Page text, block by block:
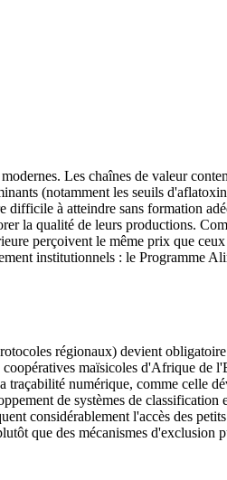
Les chaînes de valeur
(notamment les seuils
à atteindre sans formation
la qualité de leurs productions.
perçoivent le même prix que
institutionnels : le Programme
régionaux) devient
maïsicoles d'Afrique de
numérique, comme celle
de systèmes de
considérablement l'accès des
que des mécanismes d'exclusion